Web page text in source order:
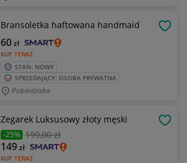
Bransoletka haftowana handmaid
KUP TERAZ
60zł
STAN: NOWY
SPRZEDAJĄCY: OSOBA PRYWATNA
Pobiedziska
Zegarek Luksusowy złoty męski
-25% 199,00 zł
KUP TERAZ
149zł